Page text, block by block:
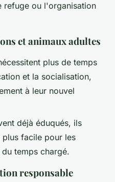
refuge ou l'organisation
et animaux adultes
plus de temps
et la socialisation,
à leur nouvel
déjà éduqués, ils
facile pour les
temps chargé.
responsable